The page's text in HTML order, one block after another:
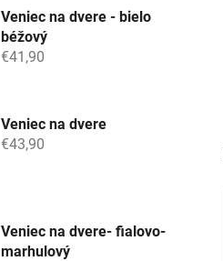
Veniec na dvere - bielo
béžový
€41,90
Veniec na dvere
€43,90
Veniec na dvere- fialovo-
marhulový